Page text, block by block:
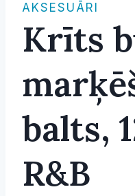
AKSESUĀRI
Krīts
balts,
R&B